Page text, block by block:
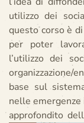
utilizzo dei
questo corso è
per poter
l’utilizzo dei
base sul
nelle
approfondito